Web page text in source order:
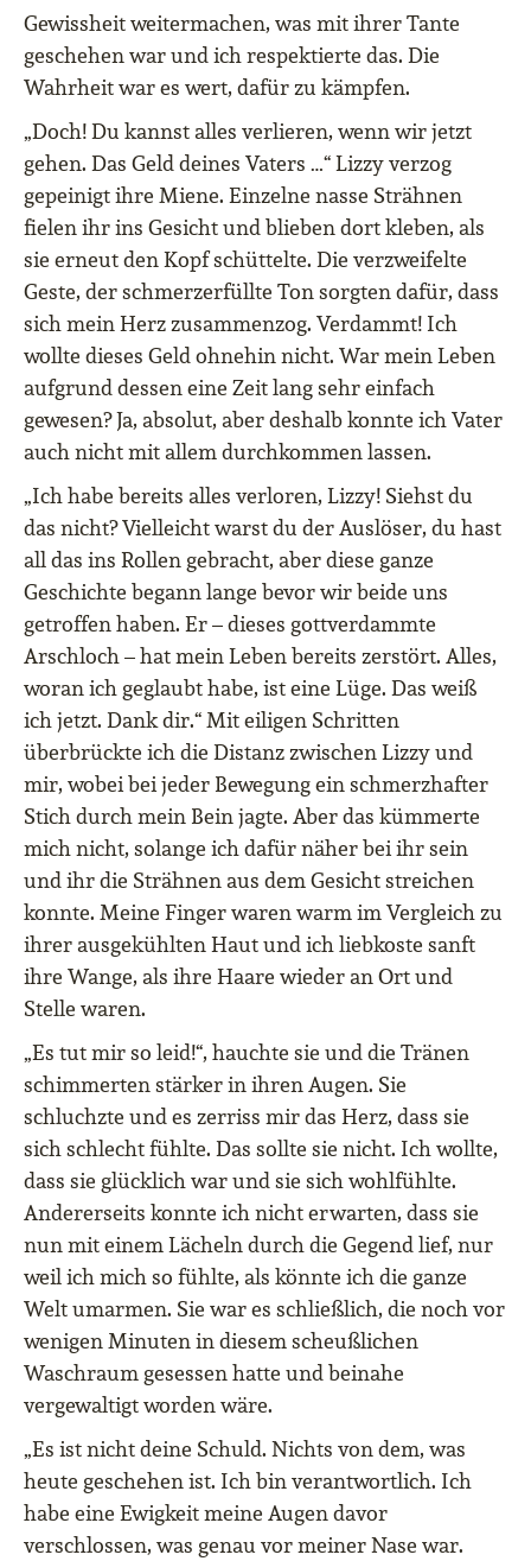
Gewissheit weitermachen, was mit ihrer Tante
geschehen war und ich respektierte das. Die
Wahrheit war es wert, dafür zu kämpfen.
„Doch! Du kannst alles verlieren, wenn wir jetzt
gehen. Das Geld deines Vaters …“ Lizzy verzog
gepeinigt ihre Miene. Einzelne nasse Strähnen
fielen ihr ins Gesicht und blieben dort kleben, als
sie erneut den Kopf schüttelte. Die verzweifelte
Geste, der schmerzerfüllte Ton sorgten dafür, dass
sich mein Herz zusammenzog. Verdammt! Ich
wollte dieses Geld ohnehin nicht. War mein Leben
aufgrund dessen eine Zeit lang sehr einfach
gewesen? Ja, absolut, aber deshalb konnte ich Vater
auch nicht mit allem durchkommen lassen.
„Ich habe bereits alles verloren, Lizzy! Siehst du
das nicht? Vielleicht warst du der Auslöser, du hast
all das ins Rollen gebracht, aber diese ganze
Geschichte begann lange bevor wir beide uns
getroffen haben. Er–dieses gottverdammte
Arschloch–hat mein Leben bereits zerstört. Alles,
woran ich geglaubt habe, ist eine Lüge. Das weiß
ich jetzt. Dank dir.“ Mit eiligen Schritten
überbrückte ich die Distanz zwischen Lizzy und
mir, wobei bei jeder Bewegung ein schmerzhafter
Stich durch mein Bein jagte. Aber das kümmerte
mich nicht, solange ich dafür näher bei ihr sein
und ihr die Strähnen aus dem Gesicht streichen
konnte. Meine Finger waren warm im Vergleich zu
ihrer ausgekühlten Haut und ich liebkoste sanft
ihre Wange, als ihre Haare wieder an Ort und
Stelle waren.
„Es tut mir so leid!“, hauchte sie und die Tränen
schimmerten stärker in ihren Augen. Sie
schluchzte und es zerriss mir das Herz, dass sie
sich schlecht fühlte. Das sollte sie nicht. Ich wollte,
dass sie glücklich war und sie sich wohlfühlte.
Andererseits konnte ich nicht erwarten, dass sie
nun mit einem Lächeln durch die Gegend lief, nur
weil ich mich so fühlte, als könnte ich die ganze
Welt umarmen. Sie war es schließlich, die noch vor
wenigen Minuten in diesem scheußlichen
Waschraum gesessen hatte und beinahe
vergewaltigt worden wäre.
„Es ist nicht deine Schuld. Nichts von dem, was
heute geschehen ist. Ich bin verantwortlich. Ich
habe eine Ewigkeit meine Augen davor
verschlossen, was genau vor meiner Nase war.